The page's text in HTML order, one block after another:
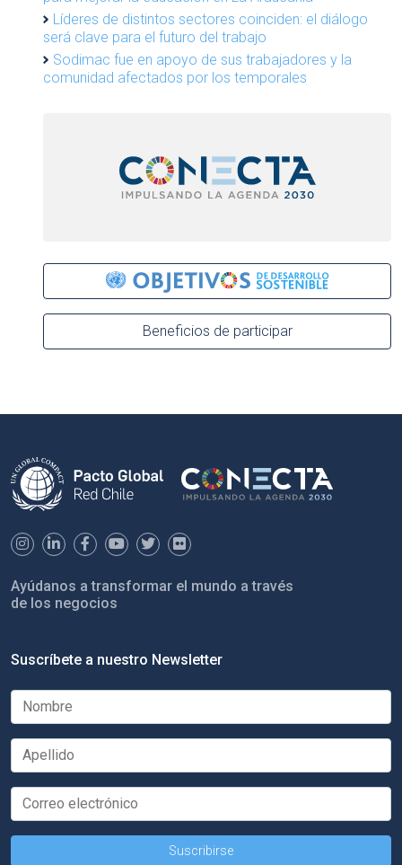
Líderes de distintos sectores coinciden: el diálogo
será clave para el futuro del trabajo
Sodimac fue en apoyo de sus trabajadores y la
comunidad afectados por los temporales
Beneficios de participar
Ayúdanos a transformar el mundo a través
de los negocios
Suscríbete a nuestro Newsletter